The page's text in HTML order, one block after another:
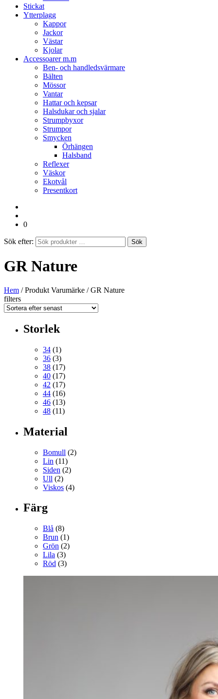
Stickat
Ytterplagg
Kappor
Jackor
Västar
Kjolar
Accessoarer m.m
Ben- och handledsvärmare
Bälten
Mössor
Vantar
Hattar och kepsar
Halsdukar och sjalar
Strumpbyxor
Strumpor
Smycken
Örhängen
Halsband
Reflexer
Väskor
Ekotvål
Presentkort
0
Sök efter: Sök
GR Nature
Hem / Produkt Varumärke / GR Nature
filters
Storlek
34 (1)
36 (3)
38 (17)
40 (17)
42 (17)
44 (16)
46 (13)
48 (11)
Material
Bomull (2)
Lin (11)
Siden (2)
Ull (2)
Viskos (4)
Färg
Blå (8)
Brun (1)
Grön (2)
Lila (3)
Röd (3)